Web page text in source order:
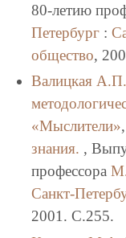
80-летию
Петербург:
общество,
Валицкая А.П.
«Мыслители»,
знания. ,
профессора
Санкт-
2001. C.255.